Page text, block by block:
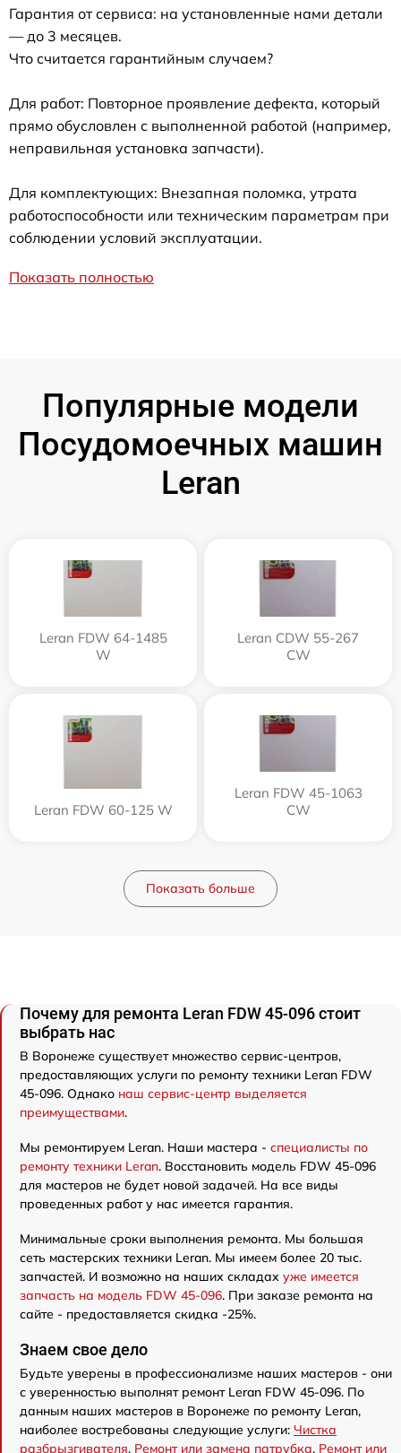
Гарантия от сервиса: на установленные нами детали
— до 3 месяцев.
Что считается гарантийным случаем?
Для работ: Повторное проявление дефекта, который
прямо обусловлен с выполненной работой (например,
неправильная установка запчасти).
Для комплектующих: Внезапная поломка, утрата
работоспособности или техническим параметрам при
соблюдении условий эксплуатации.
Показать полностью
Популярные модели
Посудомоечных машин
Leran
Leran FDW 64-1485
W
Leran CDW 55-267
CW
Leran FDW 60-125 W
Leran FDW 45-1063
CW
Показать больше
Почему для ремонта Leran FDW 45-096 стоит
выбрать нас
В Воронеже существует множество сервис-центров,
предоставляющих услуги по ремонту техники Leran FDW
45-096. Однако наш сервис-центр выделяется
преимуществами.
Мы ремонтируем Leran. Наши мастера - специалисты по
ремонту техники Leran. Восстановить модель FDW 45-096
для мастеров не будет новой задачей. На все виды
проведенных работ у нас имеется гарантия.
Минимальные сроки выполнения ремонта. Мы большая
сеть мастерских техники Leran. Мы имеем более 20 тыс.
запчастей. И возможно на наших складах уже имеется
запчасть на модель FDW 45-096. При заказе ремонта на
сайте - предоставляется скидка -25%.
Знаем свое дело
Будьте уверены в профессионализме наших мастеров - они
с уверенностью выполнят ремонт Leran FDW 45-096. По
данным наших мастеров в Воронеже по ремонту Leran,
наиболее востребованы следующие услуги: Чистка
разбрызгивателя, Ремонт или замена патрубка, Ремонт или